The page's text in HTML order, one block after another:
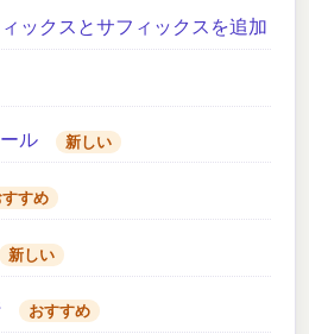
ックスとサフィックスを追加
ル 新しい
すすめ
新しい
おすすめ